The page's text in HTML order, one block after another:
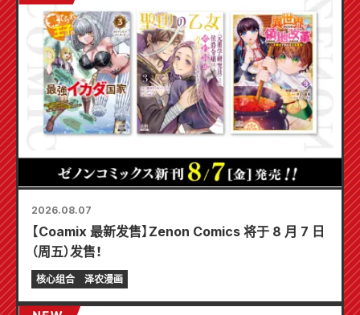
2026.08.07
【Coamix 最新发售】Zenon Comics 将于 8 月 7 日
（周五）发售！
核心组合 泽农漫画